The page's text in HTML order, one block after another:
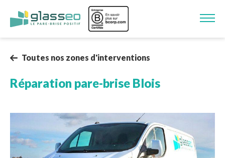
Aller au contenu principal
Image
Toutes nos zones d'interventions
Réparation pare-brise Blois